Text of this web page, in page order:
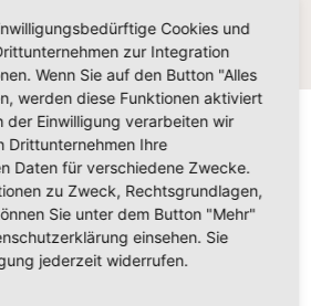
Tourismus e. V.
421,45711 Datteln
0
Cookies und
zur Integration
Wenn Sie auf den Button "Alles
werden diese Funktionen aktiviert
der Einwilligung verarbeiten wir
Drittunternehmen Ihre
Daten für verschiedene Zwecke.
zu Zweck, Rechtsgrundlagen,
Sie unter dem Button "Mehr"
einsehen. Sie
jederzeit widerrufen.